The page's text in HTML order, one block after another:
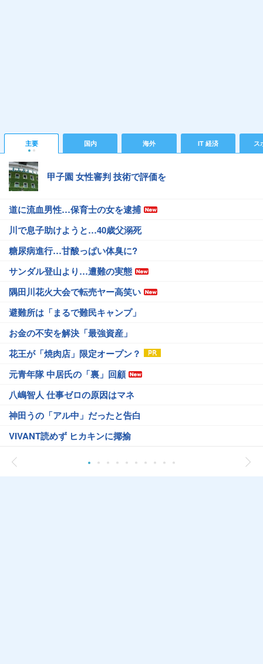
主要 国内 海外 IT 経済 ス
甲子園 女性審判 技術で評価を
道に流血男性…保育士の女を逮捕
川で息子助けようと…40歳父溺死
糖尿病進行…甘酸っぱい体臭に?
サンダル登山より…遭難の実態
隅田川花火大会で転売ヤー高笑い
避難所は「まるで難民キャンプ」
お金の不安を解決「最強資産」
花王が「焼肉店」限定オープン？
元青年隊 中居氏の「裏」回顧
八嶋智人 仕事ゼロの原因はマネ
神田うの「アル中」だったと告白
VIVANT読めず ヒカキンに揶揄